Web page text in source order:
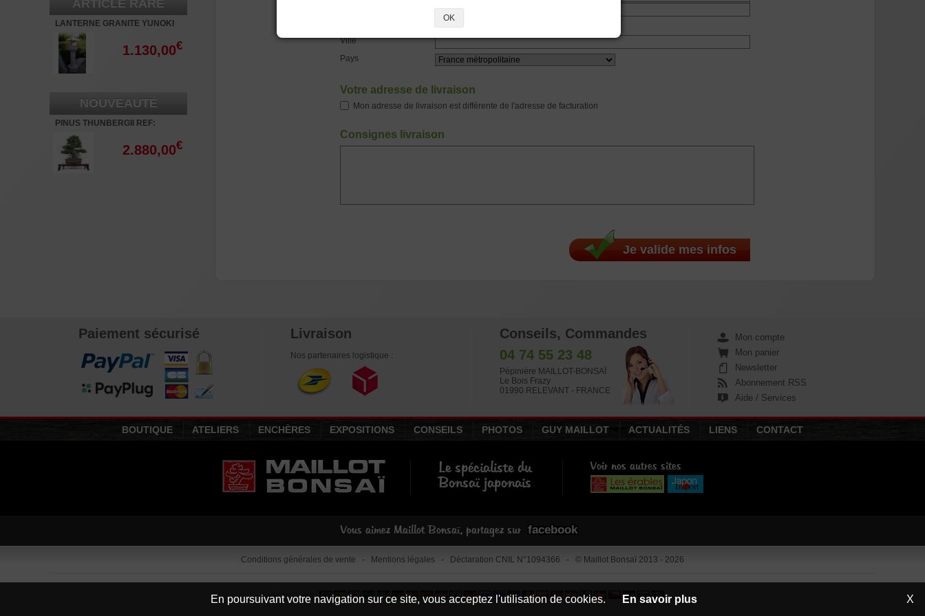
ARTICLE RARE
LANTERNE GRANITE YUNOKI
180 CM
1.130,00€
NOUVEAUTÉ
PINUS THUNBERGII REF:
2.880,00€
Ville
Pays
Votre adresse de livraison
Mon adresse de livraison est différente de l'adresse de facturation
Consignes livraison
Je valide mes infos
Paiement sécurisé Livraison
Nos partenaires logistique :
Conseils, Commandes
04 74 55 23 48
Pépinière MAILLOT-BONSAÏ
Le Bois Frazy
01990 RELEVANT - FRANCE
Mon compte
Mon panier
Newsletter
Abonnement RSS
Aide / Services
BOUTIQUE ATELIERS ENCHÈRES EXPOSITIONS CONSEILS PHOTOS GUY MAILLOT ACTUALITÉS LIENS CONTACT
Le spécialiste du
Bonsaï japonais
Voir nos autres sites
Vous aimez Maillot Bonsaï, partagez sur facebook
Conditions générales de vente - Mentions légales - Déclaration CNIL N°1094366 - © Maillot Bonsaï 2013 - 2026
Traduction Google
OK
En poursuivant votre navigation sur ce site, vous acceptez l'utilisation de cookies. En savoir plus X